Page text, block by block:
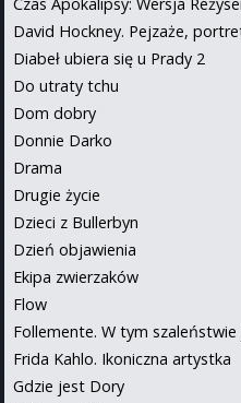
David Hockney. Pejzaże,
Diabeł ubiera się u Prady 2
Do utraty tchu
Dom dobry
Donnie Darko
Drama
Drugie życie
Dzieci z Bullerbyn
Dzień objawienia
Ekipa zwierzaków
Flow
Follemente. W tym
Frida Kahlo. Ikoniczna artystka
Gdzie jest Dory